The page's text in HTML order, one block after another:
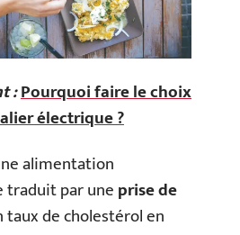
:Pourquoi faire le choix
électrique ?
alimentation
traduit par uneprise de
taux de cholestérol en